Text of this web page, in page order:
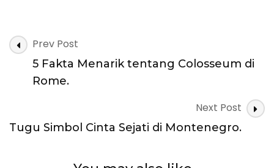
Post
Navigation
Prev Post
5 Fakta Menarik tentang Colosseum di
Rome.
Next Post
Tugu Simbol Cinta Sejati di Montenegro.